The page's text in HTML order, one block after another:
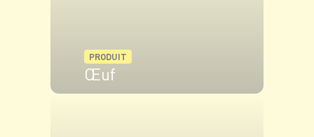
PRODUIT
Œuf